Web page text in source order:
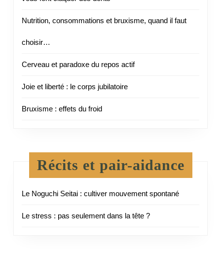
Nutrition, consommations et bruxisme, quand il faut
choisir…
Cerveau et paradoxe du repos actif
Joie et liberté : le corps jubilatoire
Bruxisme : effets du froid
Récits et pair-aidance
Le Noguchi Seitai : cultiver mouvement spontané
Le stress : pas seulement dans la tête ?